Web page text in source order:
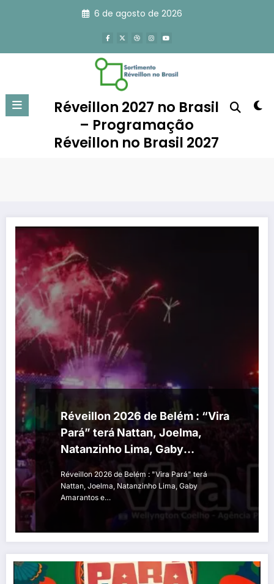
6 de agosto de 2026
Réveillon 2027 no Brasil
– Programação
Réveillon no Brasil 2027
Réveillon 2026 de Belém : “Vira
Pará” terá Nattan, Joelma,
Natanzinho Lima, Gaby
Amarantos e Carabao
Réveillon 2026 de Belém : "Vira Pará" terá
Nattan, Joelma, Natanzinho Lima, Gaby
Amarantos e…